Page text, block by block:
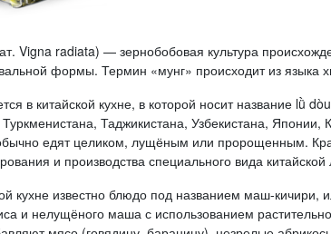
Vigna radiata) — зернобобовая культура
формы. Термин «мунг» происходит из языка
в китайской кухне, в которой носит название lǜ
Туркменистана, Таджикистана, Узбекистана,
едят целиком, лущёным или пророщенным.
и производства специального вида
кухне известно блюдо под названием маш-
и нелущёного маша с использованием